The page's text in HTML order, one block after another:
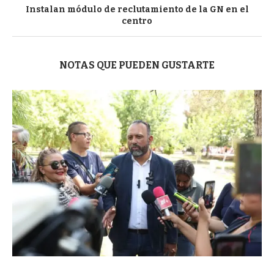
Instalan módulo de reclutamiento de la GN en el
centro
NOTAS QUE PUEDEN GUSTARTE